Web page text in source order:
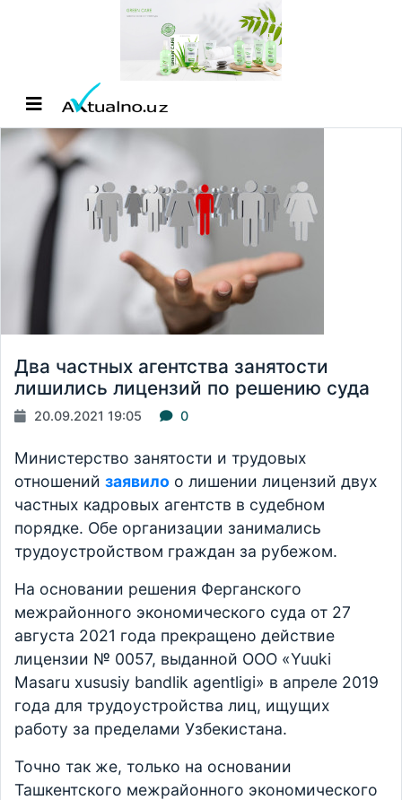
Два частных агентства занятости
лишились лицензий по решению суда
20.09.2021 19:05 0
Министерство занятости и трудовых
отношений заявило о лишении лицензий двух
частных кадровых агентств в судебном
порядке. Обе организации занимались
трудоустройством граждан за рубежом.
На основании решения Ферганского
межрайонного экономического суда от 27
августа 2021 года прекращено действие
лицензии № 0057, выданной ООО «Yuuki
Masaru xususiy bandlik agentligi» в апреле 2019
года для трудоустройства лиц, ищущих
работу за пределами Узбекистана.
Точно так же, только на основании
Ташкентского межрайонного экономического